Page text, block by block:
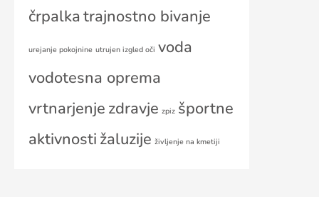
črpalka trajnostno bivanje
urejanje pokojnine utrujen izgled oči voda
vodotesna oprema
vrtnarjenje zdravje zpiz športne
aktivnosti žaluzije življenje na kmetiji